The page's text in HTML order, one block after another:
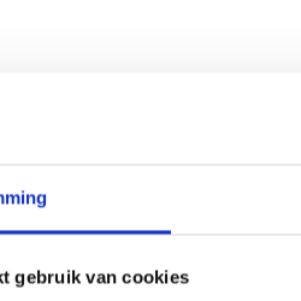
gebruik van cookies